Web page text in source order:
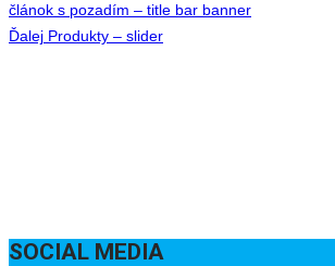
článok s pozadím – title bar banner
Next
Ďalej Produkty – slider
SOCIAL MEDIA